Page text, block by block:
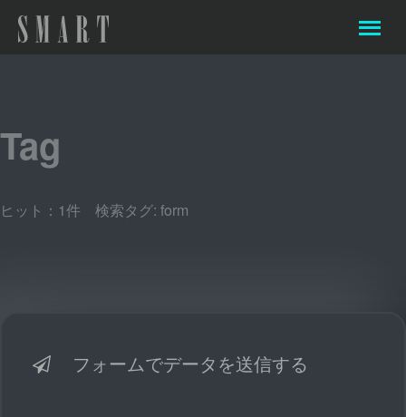
Tag
ヒット：1件 検索タグ: form
フォームでデータを送信する